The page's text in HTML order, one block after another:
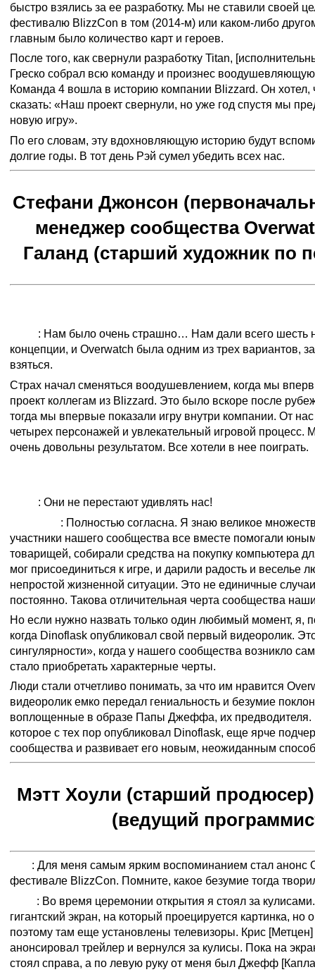
быстро взялись за ее разработку. Мы не ставили своей
фестивалю BlizzCon в том (2014-м) или каком-либо
главным было количество карт и героев.
После того, как свернули разработку Titan,
Греско собрал всю команду и произнес
Команда 4 вошла в историю компании Blizzard. Он
сказать: «Наш проект свернули, но уже год спустя мы
новую игру».
По его словам, эту вдохновляющую историю будут
долгие годы. В тот день Рэй сумел убедить всех нас.
Стефани Джонсон
менеджер сообщества
Галанд (старший художник по
: Нам было очень страшно… Нам дали всего шесть
концепции, и Overwatch была одним из трех вариантов,
взяться.
Страх начал сменяться воодушевлением, когда мы
проект коллегам из Blizzard. Это было вскоре после
тогда мы впервые показали игру внутри компании. От
четырех персонажей и увлекательный игровой процесс.
очень довольны результатом. Все хотели в нее поиграть.
: Они не перестают удивлять нас!
: Полностью согласна. Я знаю великое
участники нашего сообщества все вместе помогали
товарищей, собирали средства на покупку компьютера
мог присоединиться к игре, и дарили радость и веселье
непростой жизненной ситуации. Это не единичные
постоянно. Такова отличительная черта сообщества
Но если нужно назвать только один любимый момент, я,
когда Dinoflask опубликовал свой первый видеоролик.
сингулярности», когда у нашего сообщества возникло
стало приобретать характерные черты.
Люди стали отчетливо понимать, за что им нравится
видеоролик емко передал гениальность и безумие
воплощенные в образе Папы Джеффа, их предводителя.
которое с тех пор опубликовал Dinoflask, еще ярче
сообщества и развивает его новым, неожиданным
Мэтт Хоули (старший
(ведущий
: Для меня самым ярким воспоминанием стал анонс
фестивале BlizzCon. Помните, какое безумие тогда
: Во время церемонии открытия я стоял за
гигантский экран, на который проецируется картинка, но
поэтому там еще установлены телевизоры. Крис
анонсировал трейлер и вернулся за кулисы. Пока на
стоял справа, а по левую руку от меня был Джефф